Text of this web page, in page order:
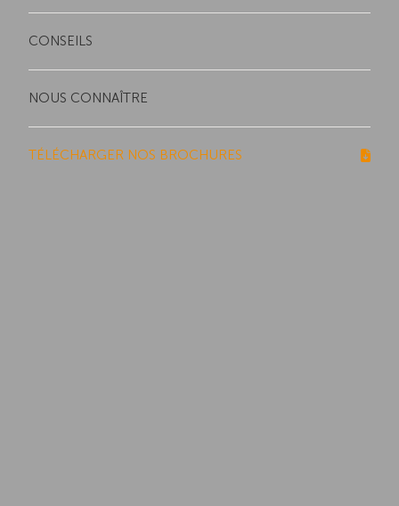
CONSEILS
NOUS CONNAÎTRE
TÉLÉCHARGER NOS BROCHURES